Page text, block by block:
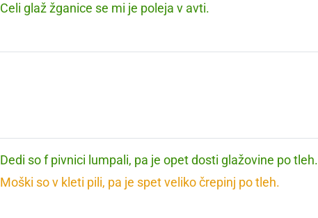
Celi glaž žganice se mi je poleja v avti.
Dedi so f pivnici lumpali, pa je opet dosti glažovine po tleh.
Moški so v kleti pili, pa je spet veliko črepinj po tleh.